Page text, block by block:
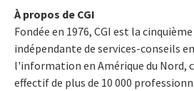
À propos de CGI
Fondée en 1976, CGI est la
indépendante de services-conseils
l'information en Amérique du Nord,
effectif de plus de 10 000